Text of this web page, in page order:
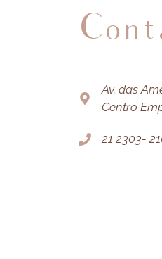
Av. das
Centro
21 2303-